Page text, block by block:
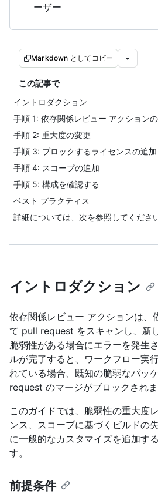
ーザー
Markdown としてコピー
この記事で
イントロダクション
手順 1: 依存関係レビュー アクション
手順 2: 重大度の変更
手順 3: ブロックするライセンスの追加
手順 4: スコープの追加
手順 5: 構成を確認する
ベスト プラクティス
詳細については、次を参照してください
イントロダクション
依存関係レビュー アクションは、
て pull request をスキャンし、新
脆弱性がある場合にエラーを発生
ルが完了すると、ワークフロー実
れている場合、既知の脆弱なパッ
request のマージがブロックされま
このガイドでは、脆弱性の重大度
ンス、スコープに基づくビルドの
に一般的なカスタマイズを追加す
す。
前提条件